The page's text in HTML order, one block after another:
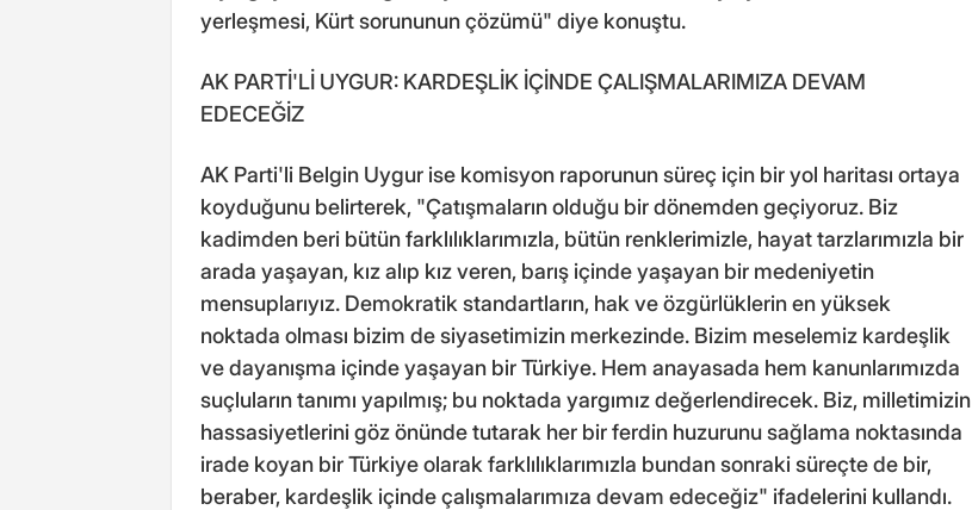
yerleşmesi, Kürt sorununun çözümü" diye konuştu.
AK PARTİ'Lİ UYGUR: KARDEŞLİK İÇİNDE ÇALIŞMALARIMIZA DEVAM
EDECEĞİZ
AK Parti'li Belgin Uygur ise komisyon raporunun süreç için bir yol haritası ortaya
koyduğunu belirterek, "Çatışmaların olduğu bir dönemden geçiyoruz. Biz
kadimden beri bütün farklılıklarımızla, bütün renklerimizle, hayat tarzlarımızla bir
arada yaşayan, kız alıp kız veren, barış içinde yaşayan bir medeniyetin
mensuplarıyız. Demokratik standartların, hak ve özgürlüklerin en yüksek
noktada olması bizim de siyasetimizin merkezinde. Bizim meselemiz kardeşlik
ve dayanışma içinde yaşayan bir Türkiye. Hem anayasada hem kanunlarımızda
suçluların tanımı yapılmış; bu noktada yargımız değerlendirecek. Biz, milletimizin
hassasiyetlerini göz önünde tutarak her bir ferdin huzurunu sağlama noktasında
irade koyan bir Türkiye olarak farklılıklarımızla bundan sonraki süreçte de bir,
beraber, kardeşlik içinde çalışmalarımıza devam edeceğiz" ifadelerini kullandı.